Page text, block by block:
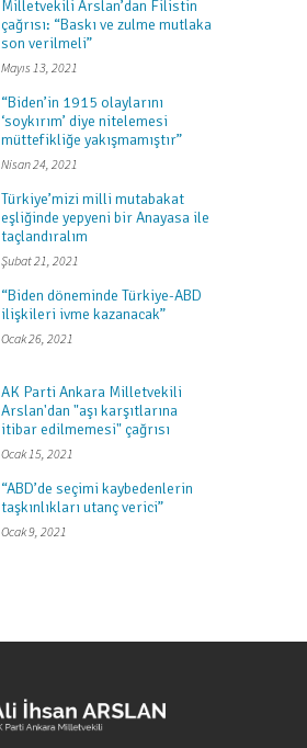
Milletvekili Arslan’dan Filistin
çağrısı: “Baskı ve zulme mutlaka
son verilmeli”
Mayıs 13, 2021
“Biden’in 1915 olaylarını
‘soykırım’ diye nitelemesi
müttefikliğe yakışmamıştır”
Nisan 24, 2021
Türkiye’mizi milli mutabakat
eşliğinde yepyeni bir Anayasa ile
taçlandıralım
Şubat 21, 2021
“Biden döneminde Türkiye-ABD
ilişkileri ivme kazanacak”
Ocak 26, 2021
AK Parti Ankara Milletvekili
Arslan'dan "aşı karşıtlarına
itibar edilmemesi" çağrısı
Ocak 15, 2021
“ABD’de seçimi kaybedenlerin
taşkınlıkları utanç verici”
Ocak 9, 2021